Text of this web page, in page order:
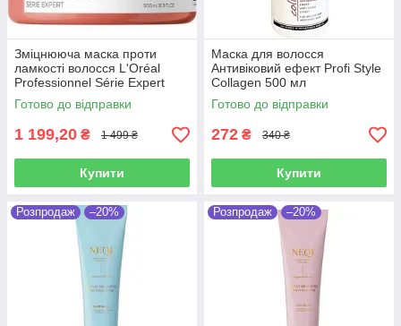
Зміцнююча маска проти
ламкості волосся L'Oréal
Professionnel Série Expert
Inforcer 500 мл
Готово до відправки
1 199,20 ₴ 1 499 ₴
Купити
Маска для волосся
Антивіковий ефект Profi Style
Collagen 500 мл
Готово до відправки
272 ₴ 340 ₴
Купити
Розпродаж –20% Розпродаж –20%